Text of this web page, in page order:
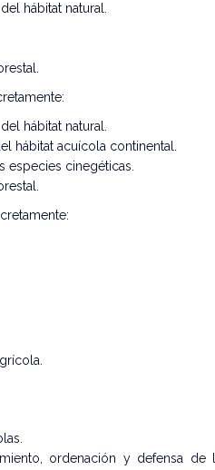
hábitat natural.
hábitat natural.
hábitat acuícola continental.
especies cinegéticas.
ordenación y defensa de